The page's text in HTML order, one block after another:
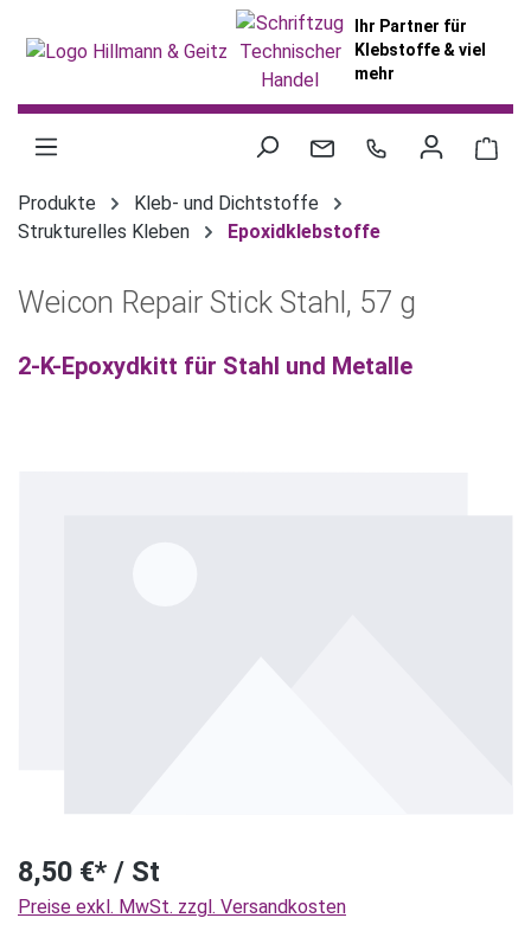
Ihr Partner für
Klebstoffe & viel
mehr
Produkte
Kleb- und Dichtstoffe
Strukturelles Kleben
Epoxidklebstoffe
Weicon Repair Stick Stahl, 57 g
2-K-Epoxydkitt für Stahl und Metalle
8,50 €* / St
Preise exkl. MwSt. zzgl. Versandkosten